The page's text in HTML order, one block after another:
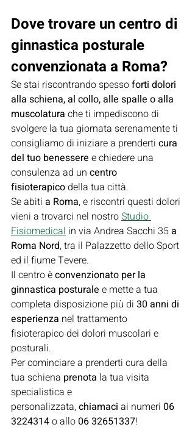
Dove trovare un centro di
ginnastica posturale
convenzionata a Roma?
Se stai riscontrando spesso forti dolori
alla schiena, al collo, alle spalle o alla
muscolatura che ti impediscono di
svolgere la tua giornata serenamente ti
consigliamo di iniziare a prenderti cura
del tuo benessere e chiedere una
consulenza ad un centro
fisioterapico della tua città.
Se abiti a Roma, e riscontri questi dolori
vieni a trovarci nel nostro Studio
Fisiomedical in via Andrea Sacchi 35 a
Roma Nord, tra il Palazzetto dello Sport
ed il fiume Tevere.
Il centro è convenzionato per la
ginnastica posturale e mette a tua
completa disposizione più di 30 anni di
esperienza nel trattamento
fisioterapico dei dolori muscolari e
posturali.
Per cominciare a prenderti cura della
tua schiena prenota la tua visita
specialistica e
personalizzata, chiamaci ai numeri 06
3224314 o allo 06 32651337!